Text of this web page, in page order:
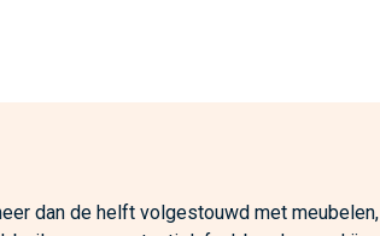
dan de helft volgestouwd met meubelen,